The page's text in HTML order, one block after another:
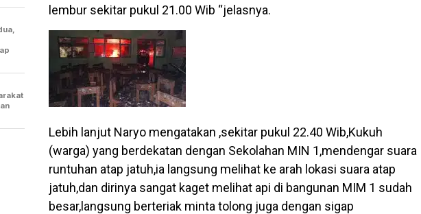
lembur sekitar pukul 21.00 Wib “jelasnya.
Lebih lanjut Naryo mengatakan ,sekitar pukul 22.40 Wib,Kukuh
(warga) yang berdekatan dengan Sekolahan MIN 1,mendengar suara
runtuhan atap jatuh,ia langsung melihat ke arah lokasi suara atap
jatuh,dan dirinya sangat kaget melihat api di bangunan MIM 1 sudah
besar,langsung berteriak minta tolong juga dengan sigap